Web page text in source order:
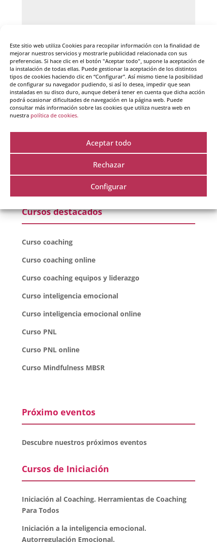
Este sitio web utiliza Cookies para recopilar información con la finalidad de
mejorar nuestros servicios y mostrarle publicidad relacionada con sus
preferencias. Si hace clic en el botón "Aceptar todo", supone la aceptación de
la instalación de todas ellas. Puede gestionar la aceptación de los distintos
tipos de cookies haciendo clic en “Configurar”. Así mismo tiene la posibilidad
de configurar su navegador pudiendo, si así lo desea, impedir que sean
instaladas en su disco duro, aunque deberá tener en cuenta que dicha acción
podrá ocasionar dificultades de navegación en la página web. Puede
consultar más información sobre las cookies que utiliza nuestra web en
nuestra política de cookies.
Aceptar todo
Rechazar
Configurar
Guarda mi nombre, correo electrónico y web en
este navegador para la próxima vez que comente.
Cursos destacados
Curso coaching
Curso coaching online
Curso coaching equipos y liderazgo
Curso inteligencia emocional
Curso inteligencia emocional online
Curso PNL
Curso PNL online
Curso Mindfulness MBSR
Próximo eventos
Descubre nuestros próximos eventos
Cursos de Iniciación
Iniciación al Coaching. Herramientas de Coaching
Para Todos
Iniciación a la inteligencia emocional.
Autorregulación Emocional.